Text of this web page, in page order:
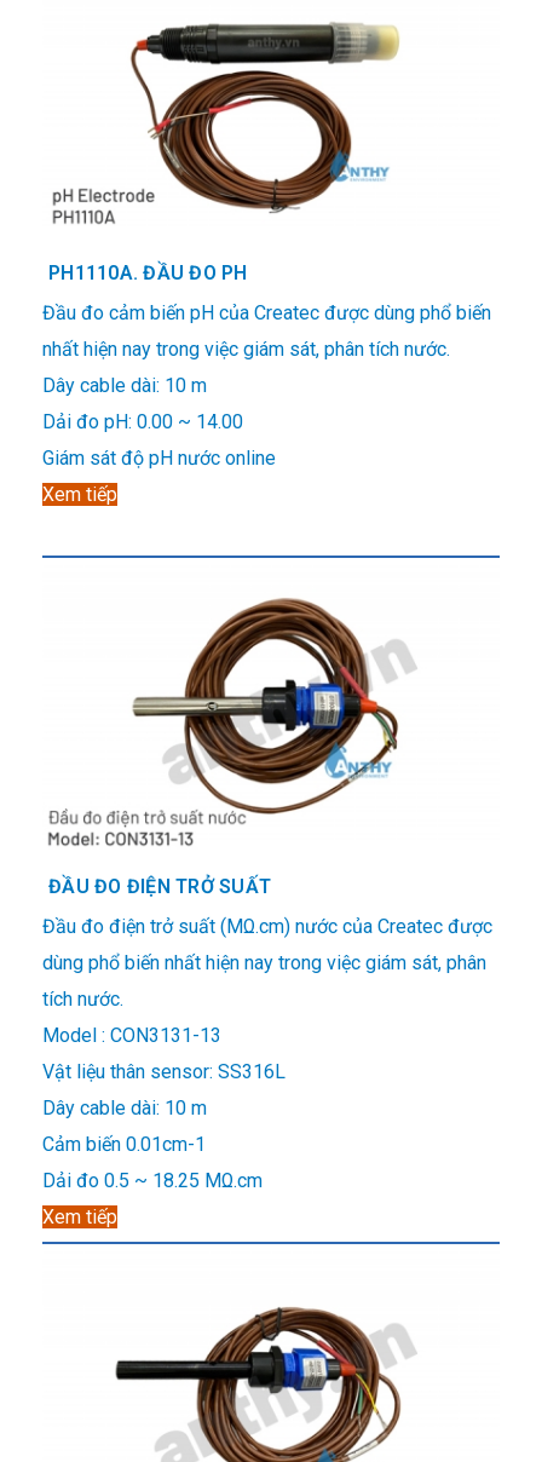
PH1110A. ĐẦU ĐO PH
Đầu đo cảm biến pH của Createc được dùng phổ biến
nhất hiện nay trong việc giám sát, phân tích nước.
Dây cable dài: 10 m
Dải đo pH: 0.00 ~ 14.00
Giám sát độ pH nước online
Xem tiếp
ĐẦU ĐO ĐIỆN TRỞ SUẤT
Đầu đo điện trở suất (MΩ.cm) nước của Createc được
dùng phổ biến nhất hiện nay trong việc giám sát, phân
tích nước.
Model : CON3131-13
Vật liệu thân sensor: SS316L
Dây cable dài: 10 m
Cảm biến 0.01cm-1
Dải đo 0.5 ~ 18.25 MΩ.cm
Xem tiếp